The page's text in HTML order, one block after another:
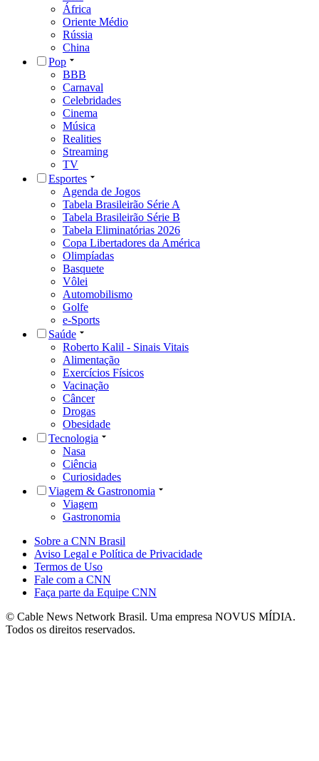
África
Oriente Médio
Rússia
China
Pop
BBB
Carnaval
Celebridades
Cinema
Música
Realities
Streaming
TV
Esportes
Agenda de Jogos
Tabela Brasileirão Série A
Tabela Brasileirão Série B
Tabela Eliminatórias 2026
Copa Libertadores da América
Olimpíadas
Basquete
Vôlei
Automobilismo
Golfe
e-Sports
Saúde
Roberto Kalil - Sinais Vitais
Alimentação
Exercícios Físicos
Vacinação
Câncer
Drogas
Obesidade
Tecnologia
Nasa
Ciência
Curiosidades
Viagem & Gastronomia
Viagem
Gastronomia
Sobre a CNN Brasil
Aviso Legal e Política de Privacidade
Termos de Uso
Fale com a CNN
Faça parte da Equipe CNN
© Cable News Network Brasil. Uma empresa NOVUS MÍDIA.
Todos os direitos reservados.